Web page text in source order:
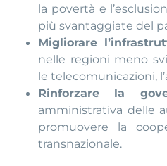
la povertà e
più svantaggiate del
Migliorare
nelle regioni meno
le telecomunicazioni,
Rinforzare la
amministrativa delle
promuovere la
transnazionale.